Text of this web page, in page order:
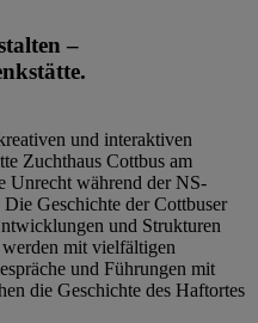
–
und interaktiven
Zuchthaus Cottbus am
Unrecht während der NS-
Geschichte der Cottbuser
und Strukturen
mit vielfältigen
und Führungen mit
die Geschichte des Haftortes